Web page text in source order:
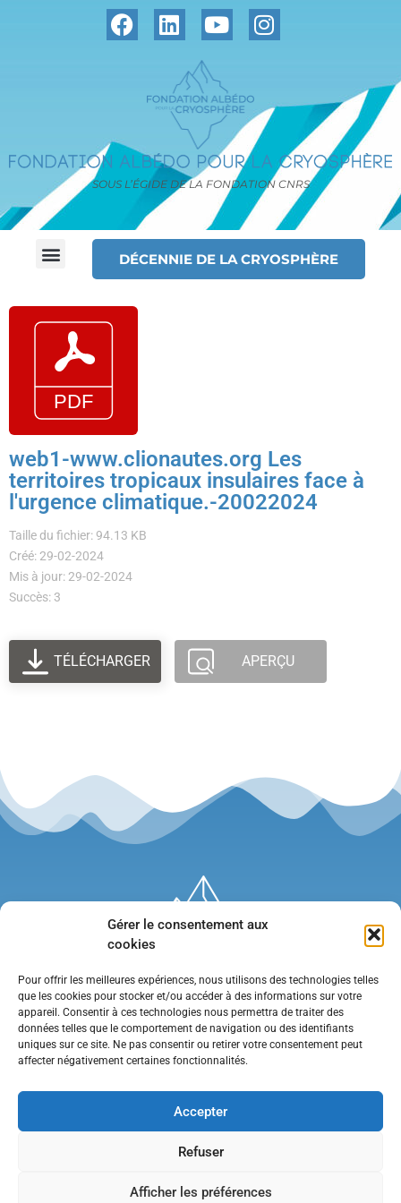
Gérer le consentement aux
cookies
Pour offrir les meilleures expériences, nous utilisons des technologies telles
que les cookies pour stocker et/ou accéder à des informations sur votre
appareil. Consentir à ces technologies nous permettra de traiter des
données telles que le comportement de navigation ou des identifiants
uniques sur ce site. Ne pas consentir ou retirer votre consentement peut
affecter négativement certaines fonctionnalités.
Accepter
Refuser
Afficher les préférences
SOUS L’ÉGIDE DE LA FONDATION CNRS
DÉCENNIE DE LA CRYOSPHÈRE
web1-www.clionautes.org Les
territoires tropicaux insulaires face à
l'urgence climatique.-20022024
Taille du fichier: 94.13 KB
Créé: 29-02-2024
Mis à jour: 29-02-2024
Succès: 3
TÉLÉCHARGER APERÇU
•Contact